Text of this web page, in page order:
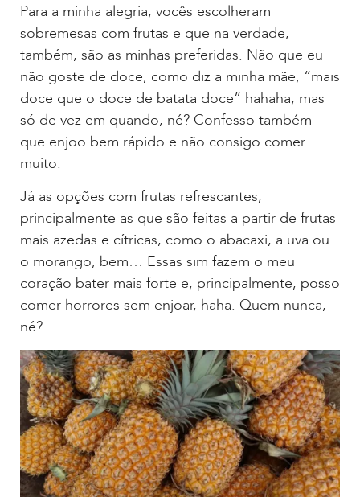
Para a minha alegria, vocês escolheram
sobremesas com frutas e que na verdade,
também, são as minhas preferidas. Não que eu
não goste de doce, como diz a minha mãe, “mais
doce que o doce de batata doce” hahaha, mas
só de vez em quando, né? Confesso também
que enjoo bem rápido e não consigo comer
muito.
Já as opções com frutas refrescantes,
principalmente as que são feitas a partir de frutas
mais azedas e cítricas, como o abacaxi, a uva ou
o morango, bem… Essas sim fazem o meu
coração bater mais forte e, principalmente, posso
comer horrores sem enjoar, haha. Quem nunca,
né?